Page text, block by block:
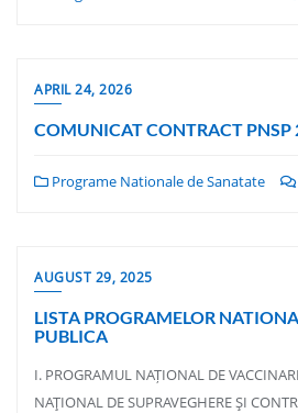
APRIL 24, 2026
COMUNICAT CONTRACT PNSP
Programe Nationale de Sanatate
AUGUST 29, 2025
LISTA PROGRAMELOR
PUBLICA
I. PROGRAMUL NAȚIONAL DE
NAŢIONAL DE SUPRAVEGHERE ŞI